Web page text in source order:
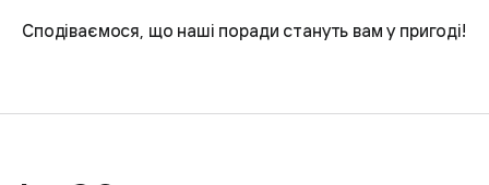
Сподіваємося, що наші поради стануть вам у пригоді!